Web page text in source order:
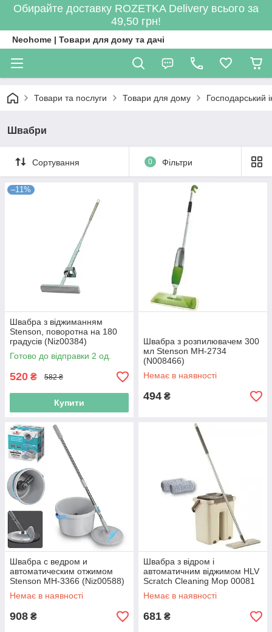
Обирайте доставку ROZETKA Delivery всього за
49,50 грн!
Neohome | Товари для дому та дачі
Товари та послуги Товари для дому Господарський
Швабри
Сортування 0 Фільтри
–11%
Швабра з віджиманням
Stenson, поворотна на 180
градусів (Niz00384)
Готово до відправки 2 од.
520 ₴ 582 ₴
Купити
Швабра з розпилювачем 300
мл Stenson MH-2734
(N008466)
Немає в наявності
494 ₴
Швабра с ведром и
автоматическим отжимом
Stenson MH-3366 (Niz00588)
Немає в наявності
908 ₴
Швабра з відром і
автоматичним віджимом HLV
Scratch Cleaning Mop 00081
Beige (N011304)
Немає в наявності
681 ₴